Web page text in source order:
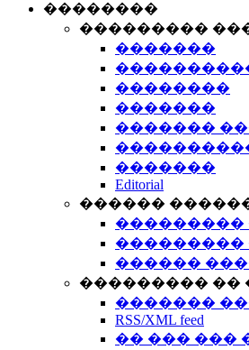
��������
���������
�������
��������
�������
�������
�������
Editorial
������
���������
���������
������
��������� ��
�������
RSS/XML feed
�� ��� ���